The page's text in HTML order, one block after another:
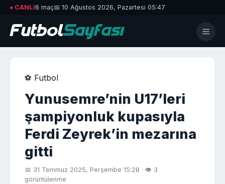
● CANLI6 maç📅 10 Ağustos 2026, Pazartesi 05:47
⚽ Futbol
Yunusemre’nin U17’leri
şampiyonluk kupasıyla
Ferdi Zeyrek’in mezarına
gitti
📅 31 Temmuz 2025, Perşembe 15:28 · 👁 3
görüntülenme